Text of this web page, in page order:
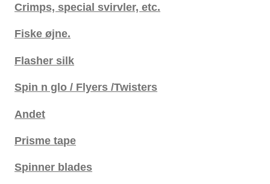
Crimps, special svirvler, etc.
Fiske øjne.
Flasher silk
Spin n glo / Flyers /Twisters
Andet
Prisme tape
Spinner blades